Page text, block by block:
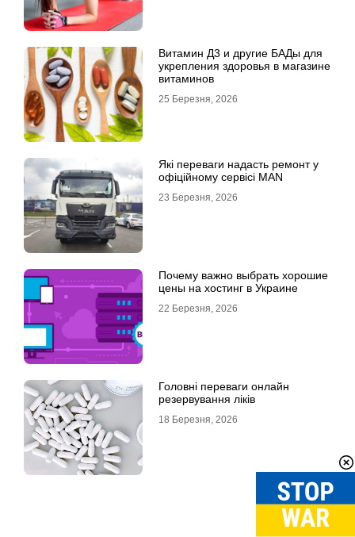
Витамин Д3 и другие БАДы для
укрепления здоровья в магазине
витаминов
25 Березня, 2026
Які переваги надасть ремонт у
офіційному сервісі MAN
23 Березня, 2026
Почему важно выбрать хорошие
цены на хостинг в Украине
22 Березня, 2026
Головні переваги онлайн
резервування ліків
18 Березня, 2026